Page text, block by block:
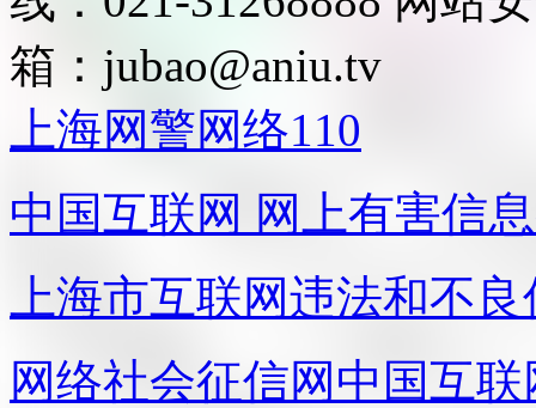
箱： jubao@aniu.tv
上海网警网络110
中国互联网 网上有害信
上海市互联网违法和不
网络社会征信网 中国互